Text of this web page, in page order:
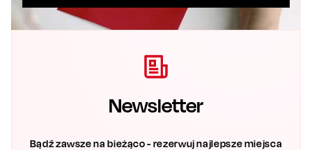
Newsletter
Bądź zawsze na bieżąco - rezerwuj najlepsze miejsca